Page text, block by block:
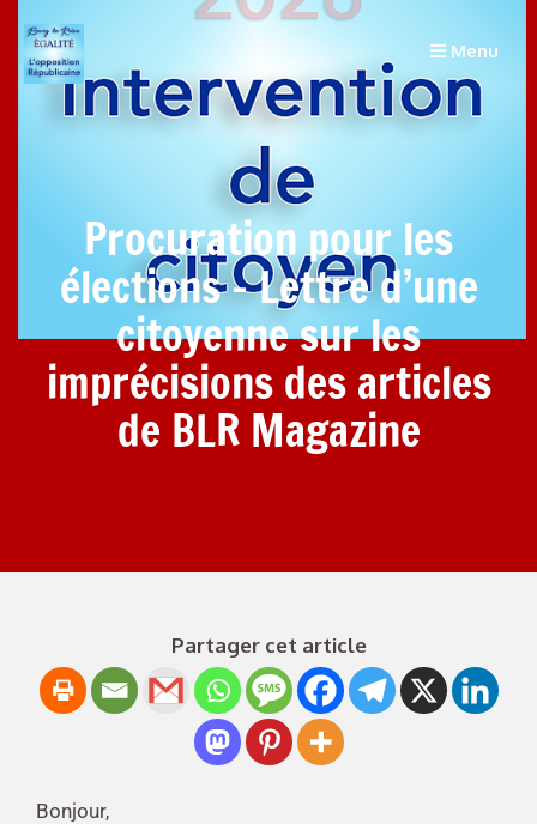
Menu
Procuration pour les
élections – Lettre d’une
citoyenne sur les
imprécisions des articles
de BLR Magazine
Partager cet article
Bonjour,